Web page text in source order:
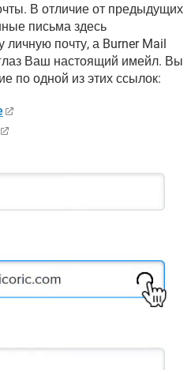
В отличие от предыдущих
письма здесь
почту, а Burner Mail
Ваш настоящий имейл. Вы
по одной из этих ссылок: